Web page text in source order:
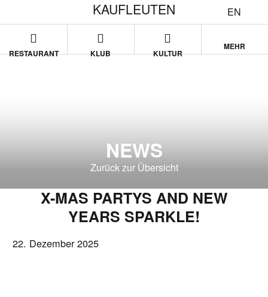
EN
KAUFLEUTEN
RESTAURANT KLUB KULTUR
MEHR
NEWS
Zurück zur Übersicht
X-MAS PARTYS AND NEW
YEARS SPARKLE!
22. Dezember 2025